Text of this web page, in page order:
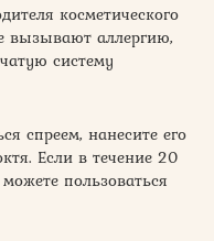
косметического
вызывают аллергию,
систему
спреем, нанесите его
Если в течение 20
пользоваться